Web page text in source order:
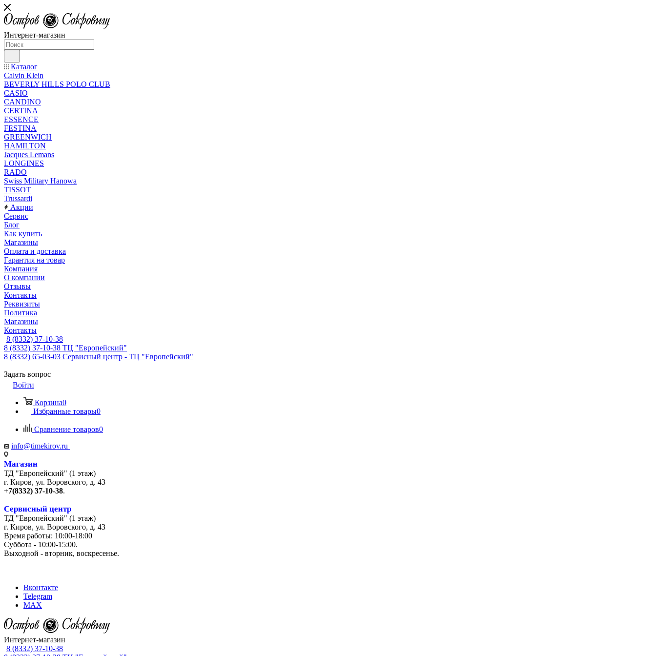
Интернет-магазин
Каталог
Calvin Klein
BEVERLY HILLS POLO CLUB
CASIO
CANDINO
CERTINA
ESSENCE
FESTINA
GREENWICH
HAMILTON
Jacques Lemans
LONGINES
RADO
Swiss Military Hanowa
TISSOT
Trussardi
Акции
Сервис
Блог
Как купить
Магазины
Оплата и доставка
Гарантия на товар
Компания
О компании
Отзывы
Контакты
Реквизиты
Политика
Магазины
Контакты
8 (8332) 37-10-38
8 (8332) 37-10-38 ТЦ "Европейский"
8 (8332) 65-03-03 Сервисный центр - ТЦ "Европейский"
Задать вопрос
Войти
Корзина0
Избранные товары0
Сравнение товаров0
info@timekirov.ru
Магазин
ТД "Европейский" (1 этаж)
г. Киров, ул. Воровского, д. 43
+7(8332) 37-10-38.
Сервисный центр
ТД "Европейский" (1 этаж)
г. Киров, ул. Воровского, д. 43
Время работы: 10:00-18:00
Суббота - 10:00-15:00.
Выходной - вторник, воскресенье.
Вконтакте
Telegram
MAX
Интернет-магазин
8 (8332) 37-10-38